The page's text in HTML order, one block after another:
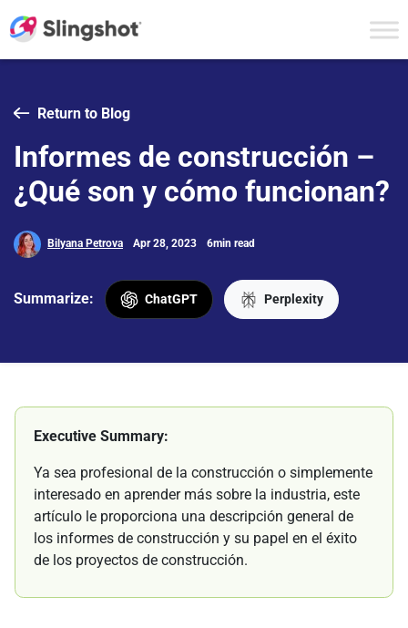
Return to Blog
Informes de construcción –
¿Qué son y cómo funcionan?
Bilyana Petrova Apr 28, 2023 6min read
Summarize: ChatGPT Perplexity
Executive Summary:
Ya sea profesional de la construcción o simplemente
interesado en aprender más sobre la industria, este
artículo le proporciona una descripción general de
los informes de construcción y su papel en el éxito
de los proyectos de construcción.